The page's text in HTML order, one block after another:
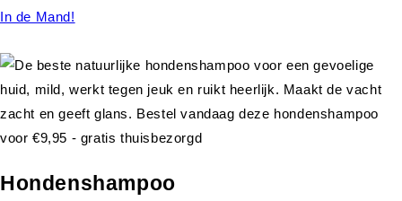
In de Mand!
Hondenshampoo